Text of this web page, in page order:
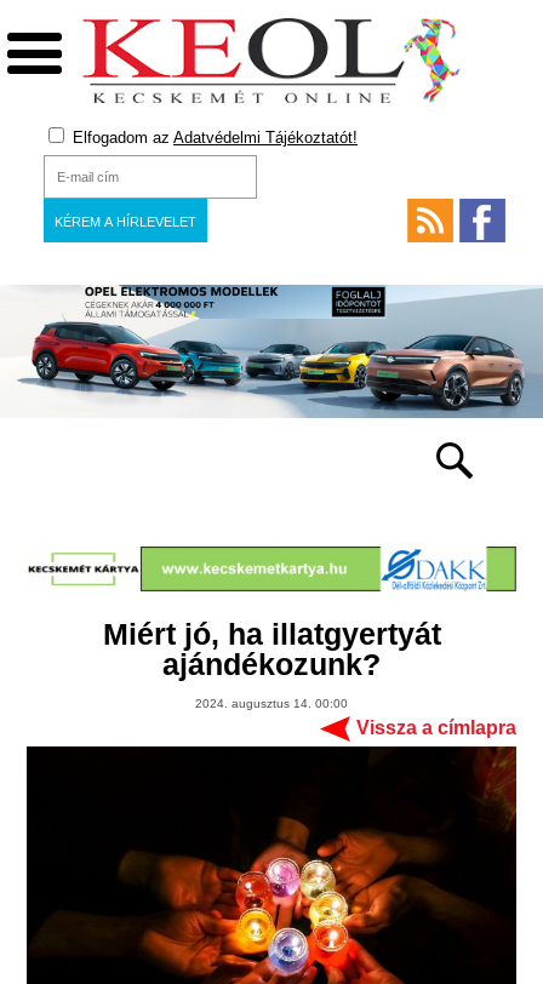
Elfogadom az Adatvédelmi Tájékoztatót!
Miért jó, ha illatgyertyát
ajándékozunk?
2024. augusztus 14. 00:00
Vissza a címlapra